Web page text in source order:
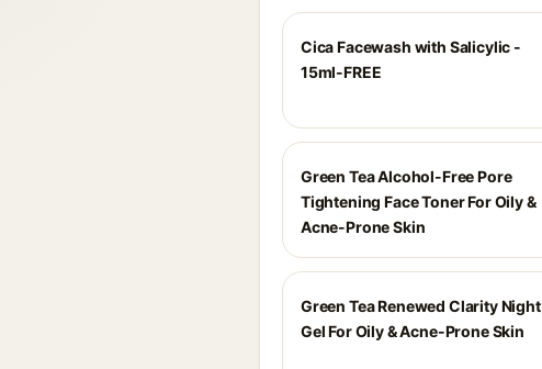
Cica Facewash with Salicylic -
15ml-FREE
Green Tea Alcohol-Free Pore
Tightening Face Toner For Oily &
Acne-Prone Skin
Green Tea Renewed Clarity Night
Gel For Oily & Acne-Prone Skin